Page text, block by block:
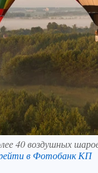
40 воздушных
в Фотобанк КП